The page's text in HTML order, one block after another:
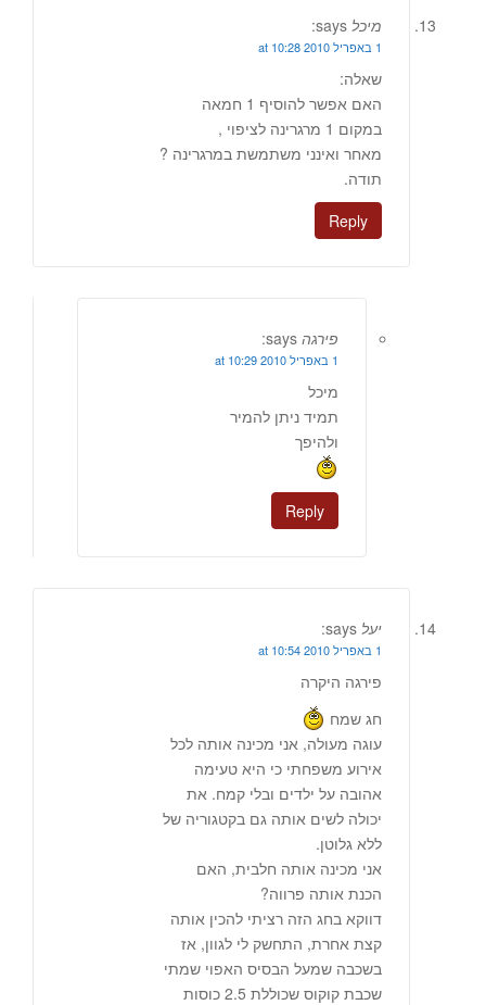
מיכל says:
1 באפריל 2010 at 10:28
שאלה:
האם אפשר להוסיף 1 חמאה
במקום 1 מרגרינה לציפוי ,
מאחר ואינני משתמשת במרגרינה ?
תודה.
Reply
פירגה says:
1 באפריל 2010 at 10:29
מיכל
תמיד ניתן להמיר
ולהיפך
Reply
יעל says:
1 באפריל 2010 at 10:54
פירגה היקרה
חג שמח
עוגה מעולה, אני מכינה אותה לכל
אירוע משפחתי כי היא טעימה
אהובה על ילדים ובלי קמח. את
יכולה לשים אותה גם בקטגוריה של
ללא גלוטן.
אני מכינה אותה חלבית, האם
הכנת אותה פרווה?
דווקא בחג הזה רציתי להכין אותה
קצת אחרת, התחשק לי לגוון, אז
בשכבה שמעל הבסיס האפוי שמתי
שכבת קוקוס שכוללת 2.5 כוסות